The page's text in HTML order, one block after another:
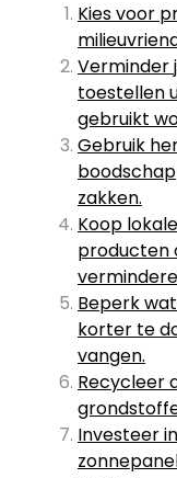
Kies voor
Verminder
toestellen
gebruikt
Gebruik
zakken.
Koop
producten
Beperk
korter te
vangen.
​Recycleer
Investeer